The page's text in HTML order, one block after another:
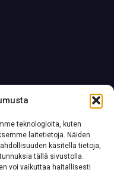
teknologioita, kuten
laitetietoja. Näiden
käsitellä tietoja,
tällä sivustolla.
voi vaikuttaa haitallisesti